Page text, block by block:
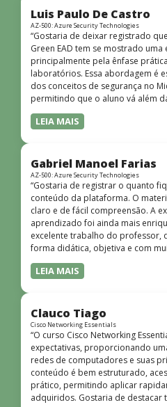
Luis Paulo De Castro
AZ-500: Azure Security Technologies
“Gostaria de deixar registrado
Green EAD tem se mostrado uma
principalmente pela ênfase
laboratórios. Essa abordagem é
dos conceitos de segurança no
permitindo que o aluno vá além
conhecimentos em cenários reais
ponto muito positivo é a didática
quem não tem uma bagagem
LEIA MAIS
Gabriel Manoel Farias
AZ-500: Azure Security Technologies
“Gostaria de registrar o quanto
conteúdo da plataforma. O
claro e de fácil compreensão. A
aprendizado foi ainda mais
excelente trabalho do professor,
forma didática, objetiva e com
dúvida, foi uma jornada de muito
LEIA MAIS
Clauco Tiago
Cisco Networking Essentials
“O curso Cisco Networking
expectativas, proporcionando
redes de computadores e suas
conteúdo é bem estruturado,
prático, permitindo aplicar
adquiridos. Gostaria de destacar